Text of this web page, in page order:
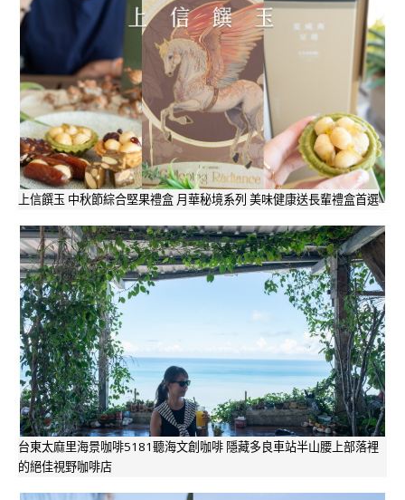
上信饌玉 中秋節綜合堅果禮盒 月華秘境系列 美味健康送長輩禮盒首選
台東太麻里海景咖啡5181聽海文創咖啡 隱藏多良車站半山腰上部落裡
的絕佳視野咖啡店